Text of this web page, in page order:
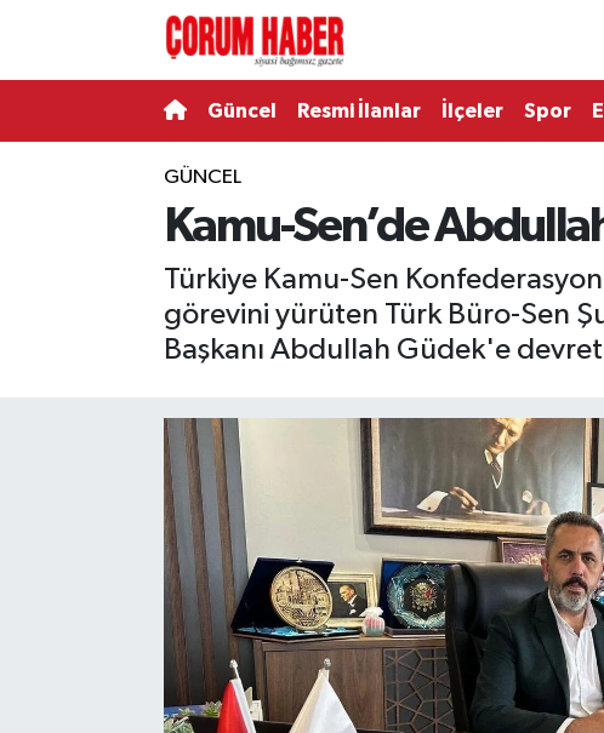
Güncel Resmi İlanlar İlçeler Spor
GÜNCEL
Kamu-Sen’de
Türkiye Kamu-Sen
görevini yürüten Türk Büro-Sen
Başkanı Abdullah Güdek'e
Resmi İlanlar
Çorum Namaz Vakitleri
Trafik Durumu
Süper Lig Puan Durumu ve Fikstür
Son Dakika Haberleri
Haber Arşivi